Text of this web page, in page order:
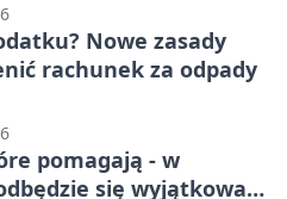
Nowe zasady
rachunek za odpady
pomagają - w
się wyjątkowa